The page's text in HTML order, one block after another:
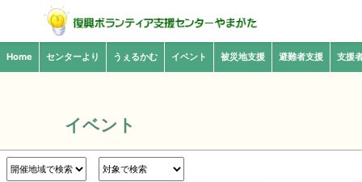
Home センターより うぇるかむ イベント 被災地支援 避難者支援 支援
イベント